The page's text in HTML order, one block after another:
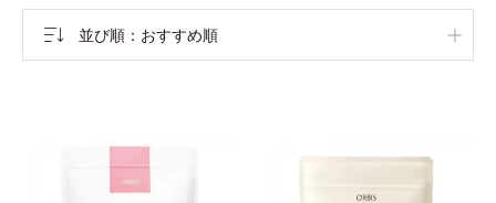
並び順 おすすめ順